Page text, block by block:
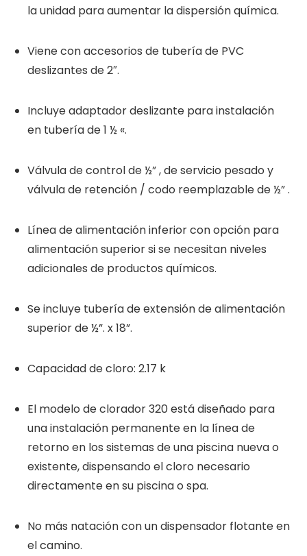
la unidad para aumentar la dispersión química.
Viene con accesorios de tubería de PVC
deslizantes de 2″.
Incluye adaptador deslizante para instalación
en tubería de 1 ½ «.
Válvula de control de ½” , de servicio pesado y
válvula de retención / codo reemplazable de ½” .
Línea de alimentación inferior con opción para
alimentación superior si se necesitan niveles
adicionales de productos químicos.
Se incluye tubería de extensión de alimentación
superior de ½”. x 18”.
Capacidad de cloro: 2.17 k
El modelo de clorador 320 está diseñado para
una instalación permanente en la línea de
retorno en los sistemas de una piscina nueva o
existente, dispensando el cloro necesario
directamente en su piscina o spa.
No más natación con un dispensador flotante en
el camino.